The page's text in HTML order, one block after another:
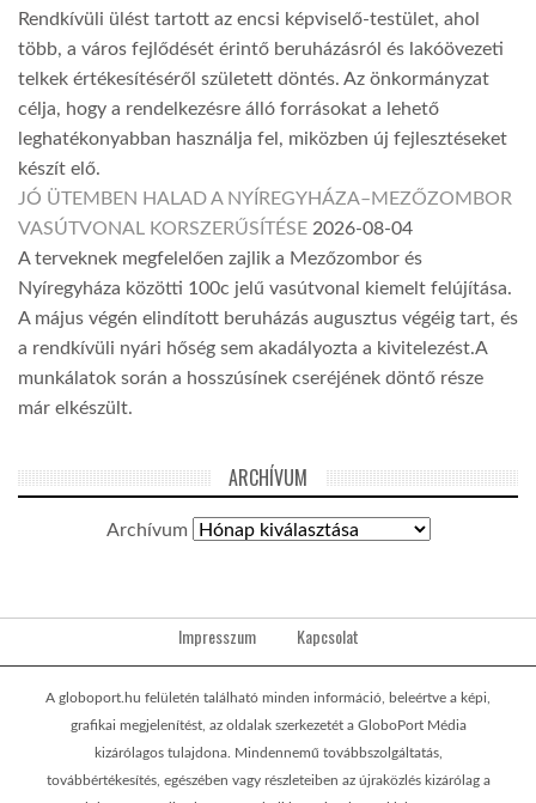
Rendkívüli ülést tartott az encsi képviselő-testület, ahol
több, a város fejlődését érintő beruházásról és lakóövezeti
telkek értékesítéséről született döntés. Az önkormányzat
célja, hogy a rendelkezésre álló forrásokat a lehető
leghatékonyabban használja fel, miközben új fejlesztéseket
készít elő.
JÓ ÜTEMBEN HALAD A NYÍREGYHÁZA–MEZŐZOMBOR
VASÚTVONAL KORSZERŰSÍTÉSE 2026-08-04
A terveknek megfelelően zajlik a Mezőzombor és
Nyíregyháza közötti 100c jelű vasútvonal kiemelt felújítása.
A május végén elindított beruházás augusztus végéig tart, és
a rendkívüli nyári hőség sem akadályozta a kivitelezést.A
munkálatok során a hosszúsínek cseréjének döntő része
már elkészült.
ARCHÍVUM
Archívum
Impresszum Kapcsolat
A globoport.hu felületén található minden információ, beleértve a képi,
grafikai megjelenítést, az oldalak szerkezetét a GloboPort Média
kizárólagos tulajdona. Mindennemű továbbszolgáltatás,
továbbértékesítés, egészében vagy részleteiben az újraközlés kizárólag a